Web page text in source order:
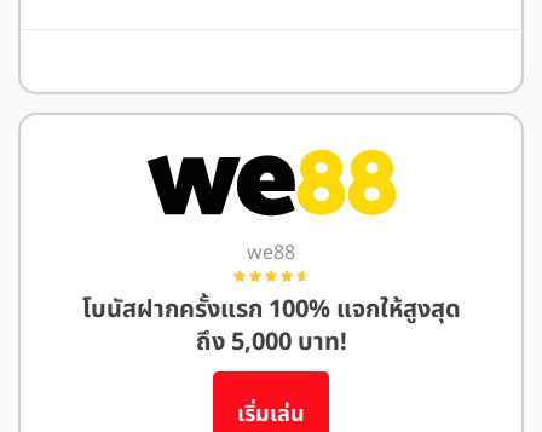
อ่านรีวิว M88
we88
โบนัสฝากครั้งแรก 100% แจกให้สูงสุด
ถึง 5,000 บาท!
เริ่มเล่น